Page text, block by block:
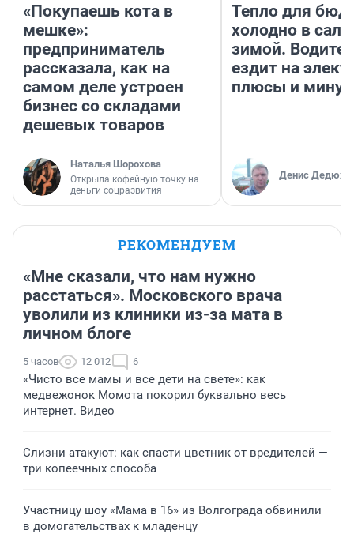
«Покупаешь кота в
мешке»:
предприниматель
рассказала, как на
самом деле устроен
бизнес со складами
дешевых товаров
Наталья Шорохова
Открыла кофейную точку на
деньги соцразвития
Тепло для
холодно в
зимой.
ездит на
плюсы и
Денис
РЕКОМЕНДУЕМ
«Мне сказали, что нам нужно
расстаться». Московского врача
уволили из клиники из-за мата в
личном блоге
5 часов 12 012 6
«Чисто все мамы и все дети на свете»: как
медвежонок Момота покорил буквально весь
интернет. Видео
Слизни атакуют: как спасти цветник от вредителей —
три копеечных способа
Участницу шоу «Мама в 16» из Волгограда обвинили
в домогательствах к младенцу